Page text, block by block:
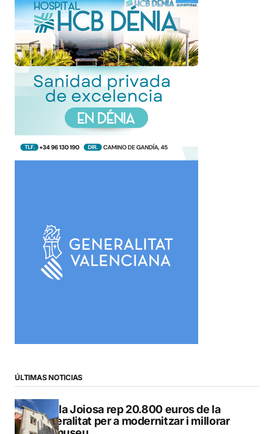
ÚLTIMAS NOTICIAS
La Vila Joiosa rep 20.800 euros de la
Generalitat per a modernitzar i millorar